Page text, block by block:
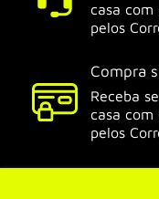
casa
pelos
Compra
Receba
casa
pelos